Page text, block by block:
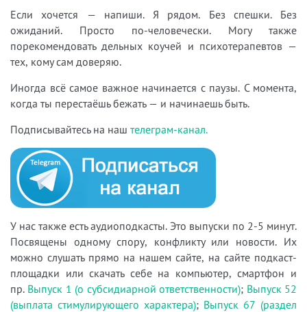
Если хочется — напиши. Я рядом. Без спешки. Без
ожиданий. Просто по-человечески. Могу также
порекомендовать дельных коучей и психотерапевтов —
тех, кому сам доверяю.
Иногда всё самое важное начинается с паузы. С момента,
когда ты перестаёшь бежать — и начинаешь быть.
Подписывайтесь на наш телеграм-канал.
У нас также есть аудиоподкасты. Это выпуски по 2-5 минут.
Посвящены одному спору, конфликту или новости. Их
можно слушать прямо на нашем сайте, на сайте подкаст-
площадки или скачать себе на компьютер, смартфон и
пр. Выпуск 1 (о субсидиарной ответственности); Выпуск 52
(выплата стимулирующего характера); Выпуск 67 (раздел